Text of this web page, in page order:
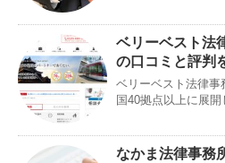
ベリーベスト法
の口コミと評判
ベリーベスト法律事
国40拠点以上に展
なかま法律事務